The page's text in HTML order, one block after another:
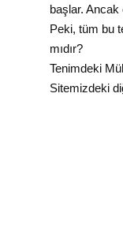
başlar. Ancak
Peki, tüm bu
mıdır?
Tenimdeki
Sitemizdeki